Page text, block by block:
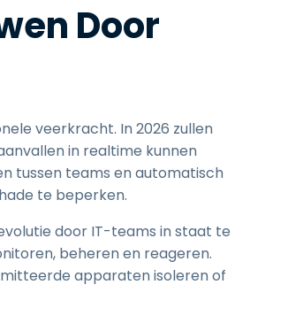
Door
veerkracht. In 2026 zullen
in realtime kunnen
tussen teams en automatisch
te beperken.
door IT-teams in staat te
beheren en reageren.
apparaten isoleren of